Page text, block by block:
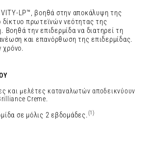
LP™, βοηθά στην αποκάλυψη της
πρωτεϊνών νεότητας της
Βοηθά την επιδερμίδα να διατηρεί τη
και επανόρθωση της επιδερμίδας.
χρόνο.
και μελέτες καταναλωτών αποδεικνύουν
Creme.
σε μόλις 2 εβδομάδες.(1)